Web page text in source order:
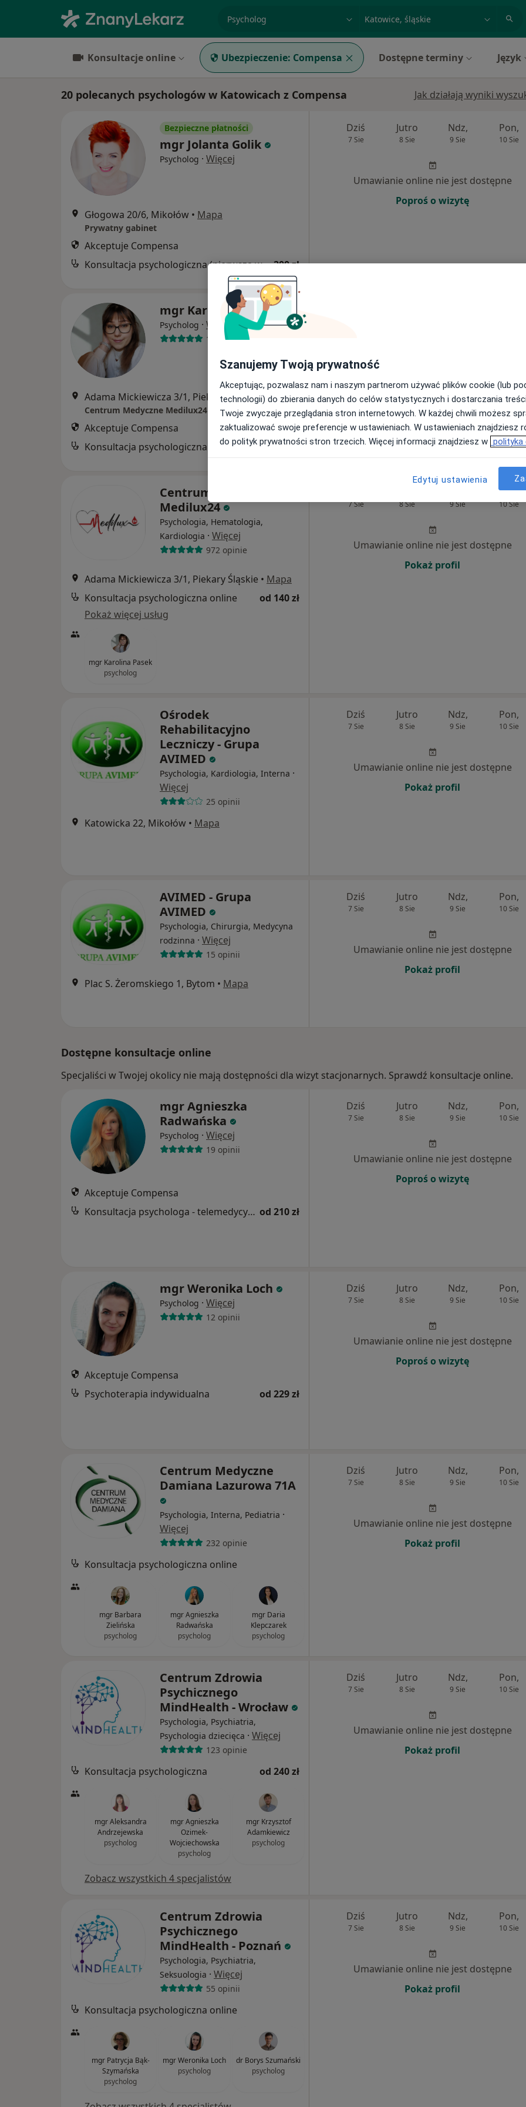
miasto lub dzielnica
Konsultacje online Ubezpieczenie: Compensa Dostępne terminy Język
20 polecanych psychologów w Katowicach z Compensa Jak działają wyniki
Bezpieczne płatności
mgr Jolanta Golik
Psycholog · Więcej
Głogowa 20/6, Mikołów • Mapa
Prywatny gabinet
Akceptuje Compensa
Konsultacja psychologiczna (pierwsza wizyta) 200 zł
Dziś
7 Sie
Jutro
8 Sie
Ndz,
9 Sie
Pon,
10 Sie
Umawianie online nie jest dostępne
Poproś o wizytę
mgr Karolina Pasek
Psycholog · Więcej
1 opinia
Adama Mickiewicza 3/1, Piekary Śląskie• Mapa
Centrum Medyczne Medilux24
Akceptuje Compensa
Konsultacja psychologiczna
od 170 zł
Umawianie online nie jest dostępne
Poproś o wizytę
Centrum Medyczne
Medilux24
Psychologia, Hematologia,
Kardiologia · Więcej
972 opinie
Adama Mickiewicza 3/1, Piekary Śląskie • Mapa
Konsultacja psychologiczna online
od 140 zł
Pokaż więcej usług
mgr Karolina Pasek
psycholog
7 Sie 8 Sie 9 Sie
Pon,
10 Sie
Umawianie online nie jest dostępne
Pokaż profil
Ośrodek
Rehabilitacyjno
Leczniczy - Grupa
AVIMED
Psychologia, Kardiologia, Interna ·
Więcej
25 opinii
Katowicka 22, Mikołów • Mapa
Dziś
7 Sie
Jutro
8 Sie
Ndz,
9 Sie
Pon,
10 Sie
Umawianie online nie jest dostępne
Pokaż profil
AVIMED - Grupa
AVIMED
Psychologia, Chirurgia, Medycyna
rodzinna · Więcej
15 opinii
Plac S. Żeromskiego 1, Bytom • Mapa
Dziś
7 Sie
Jutro
8 Sie
Ndz,
9 Sie
Pon,
10 Sie
Umawianie online nie jest dostępne
Pokaż profil
Dostępne konsultacje online
Specjaliści w Twojej okolicy nie mają dostępności dla wizyt stacjonarnych. Sprawdź konsultacje online.
mgr Agnieszka
Radwańska
Psycholog · Więcej
19 opinii
Akceptuje Compensa
Konsultacja psychologa - telemedycyna od 210 zł
Dziś
7 Sie
Jutro
8 Sie
Ndz,
9 Sie
Pon,
10 Sie
Umawianie online nie jest dostępne
Poproś o wizytę
mgr Weronika Loch
Psycholog · Więcej
12 opinii
Akceptuje Compensa
Psychoterapia indywidualna
od 229 zł
Dziś
7 Sie
Jutro
8 Sie
Ndz,
9 Sie
Pon,
10 Sie
Umawianie online nie jest dostępne
Poproś o wizytę
Centrum Medyczne
Damiana Lazurowa 71A
Psychologia, Interna, Pediatria ·
Więcej
232 opinie
Konsultacja psychologiczna online
mgr Barbara
Zielińska
psycholog
mgr Agnieszka
Radwańska
psycholog
mgr Daria
Klepczarek
psycholog
Dziś
7 Sie
Jutro
8 Sie
Ndz,
9 Sie
Pon,
10 Sie
Umawianie online nie jest dostępne
Pokaż profil
Centrum Zdrowia
Psychicznego
MindHealth - Wrocław
Psychologia, Psychiatria,
Psychologia dziecięca · Więcej
123 opinie
Konsultacja psychologiczna od 240 zł
mgr Aleksandra
Andrzejewska
psycholog
mgr Agnieszka
Ozimek-
Wojciechowska
psycholog
mgr Krzysztof
Adamkiewicz
psycholog
Zobacz wszystkich 4 specjalistów
Dziś
7 Sie
Jutro
8 Sie
Ndz,
9 Sie
Pon,
10 Sie
Umawianie online nie jest dostępne
Pokaż profil
Centrum Zdrowia
Psychicznego
MindHealth - Poznań
Psychologia, Psychiatria,
Seksuologia · Więcej
55 opinii
Konsultacja psychologiczna online
mgr Patrycja Bąk-
Szymańska
psycholog
mgr Weronika Loch
psycholog
dr Borys Szumański
psycholog
Dziś
7 Sie
Jutro
8 Sie
Ndz,
9 Sie
Pon,
10 Sie
Umawianie online nie jest dostępne
Pokaż profil
Szanujemy Twoją prywatność
Akceptując, pozwalasz nam i naszym partnerom używać plików cookie (lub
technologii) do zbierania danych do celów statystycznych i dostarczania
Twoje zwyczaje przeglądania stron internetowych. W każdej chwili możesz
zaktualizować swoje preferencje w ustawieniach. W ustawieniach znajdziesz
do polityk prywatności stron trzecich. Więcej informacji znajdziesz w polityka
Edytuj ustawienia